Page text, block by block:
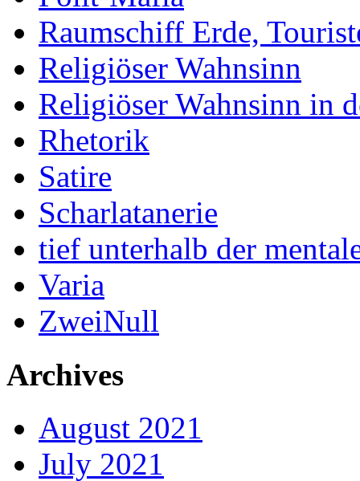
Raumschiff Erde,
Religiöser Wahnsinn
Religiöser Wahnsinn in
Rhetorik
Satire
Scharlatanerie
tief unterhalb der
Varia
ZweiNull
Archives
August 2021
July 2021